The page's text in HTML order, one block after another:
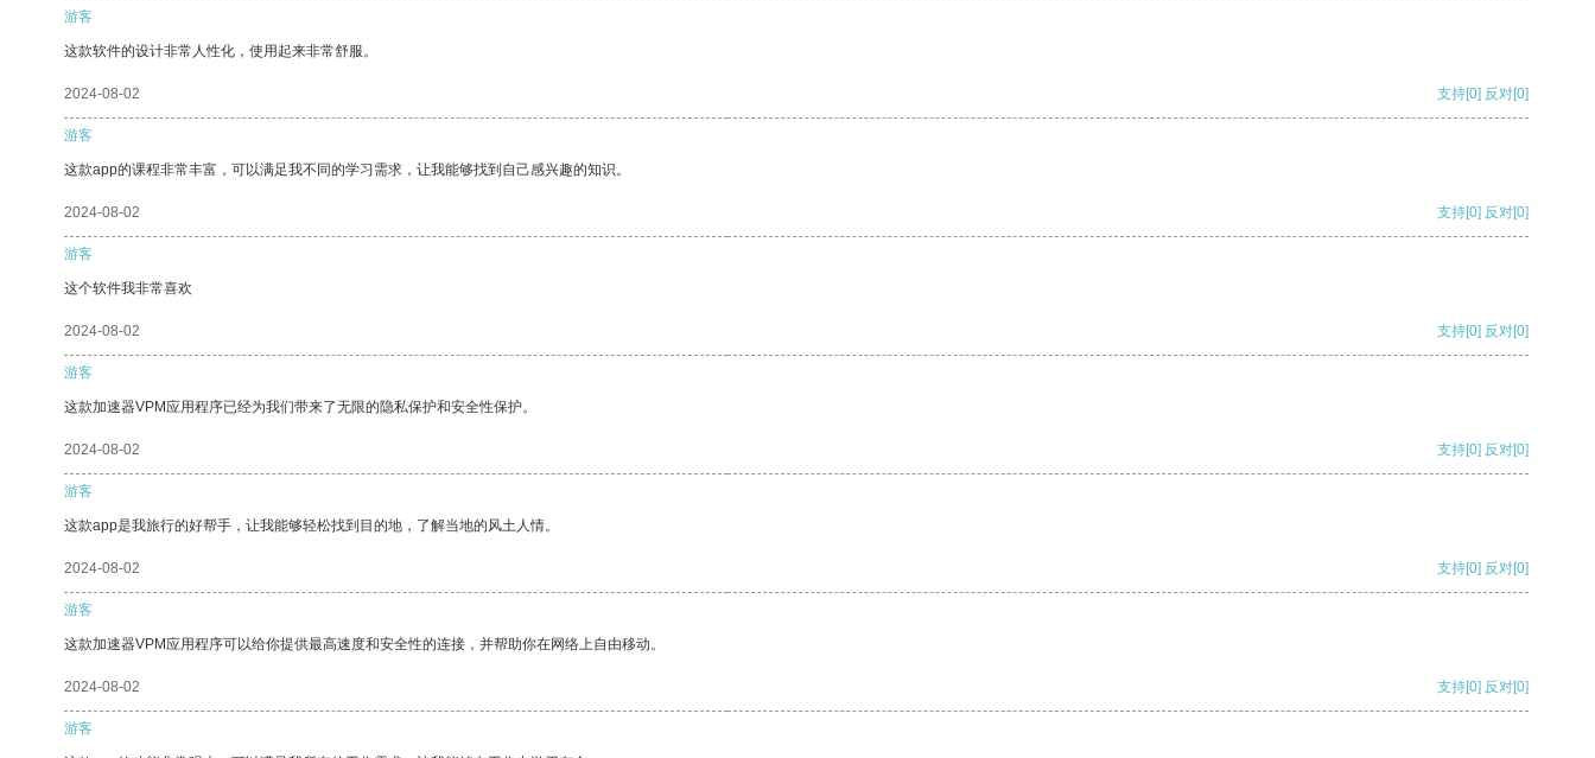
游客
这款软件的设计非常人性化，使用起来非常舒服。
2024-08-02 支持[0] 反对[0]
游客
这款app的课程非常丰富，可以满足我不同的学习需求，让我能够找到自己感兴趣的知识。
2024-08-02 支持[0] 反对[0]
游客
这个软件我非常喜欢
2024-08-02 支持[0] 反对[0]
游客
这款加速器VPM应用程序已经为我们带来了无限的隐私保护和安全性保护。
2024-08-02 支持[0] 反对[0]
游客
这款app是我旅行的好帮手，让我能够轻松找到目的地，了解当地的风土人情。
2024-08-02 支持[0] 反对[0]
游客
这款加速器VPM应用程序可以给你提供最高速度和安全性的连接，并帮助你在网络上自由移动。
2024-08-02 支持[0] 反对[0]
游客